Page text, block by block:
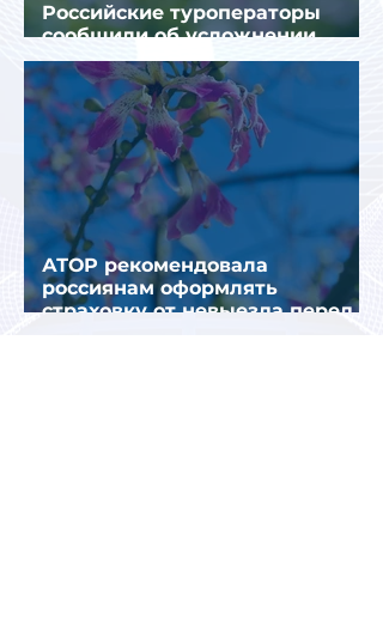
Российские туроператоры
сообщили об усложнении
получения виз в Грецию
АТОР рекомендовала
россиянам оформлять
страховку от невыезда перед